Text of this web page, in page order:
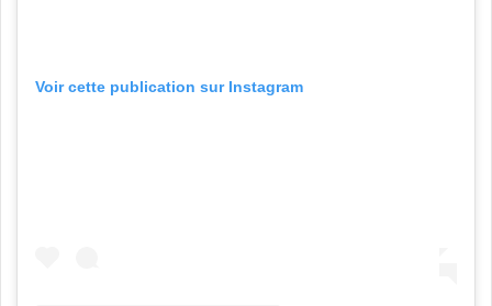
Voir cette publication sur Instagram